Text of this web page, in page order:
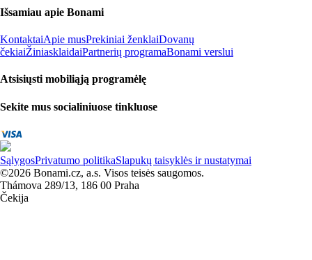
Išsamiau apie Bonami
KontaktaiApie musPrekiniai ženklaiDovanų
čekiaiŽiniasklaidaiPartnerių programaBonami verslui
Atsisiųsti mobiliąją programėlę
Sekite mus socialiniuose tinkluose
SąlygosPrivatumo politikaSlapukų taisyklės ir nustatymai
©2026 Bonami.cz, a.s. Visos teisės saugomos.
Thámova 289/13, 186 00 Praha
Čekija